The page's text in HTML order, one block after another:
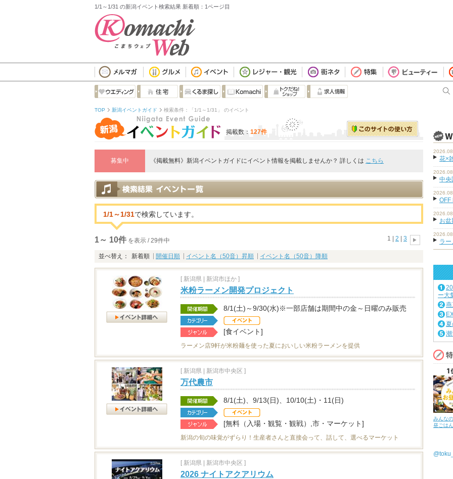
1/1～1/31 の新潟イベント検索結果 新着順：1ページ目
TOP 新潟イベントガイド 検索条件：「1/1～1/31」 のイベント
掲載数： 127件
募集中 《掲載無料》新潟イベントガイドにイベント情報を掲載しませんか？ 詳しくは こちら
1/1～1/31で検索しています。
1～ 10件 を表示 / 29件中 1 | 2 3
並べ替え： 新着順 開催日順 イベント名（50音）昇順 イベント名（50音）降順
[ 新潟県 新潟市ほか ]
米粉ラーメン開発プロジェクト
8/1(土)～9/30(水)※一部店舗は期間中の金～日曜のみ販売
[食イベント]
ラーメン店9軒が米粉麺を使った夏においしい米粉ラーメンを提供
[ 新潟県 新潟市中央区 ]
万代農市
8/1(土)、9/13(日)、10/10(土)・11(日)
[無料（入場・観覧・観戦）,市・マーケット]
新潟の旬の味覚がずらり！生産者さんと直接会って、話して、選べるマーケット
[ 新潟県 新潟市中央区 ]
2026 ナイトアクアリウム
花×
中央
OFF
お
ラー
ー大
潮
みんな
昼ごはん